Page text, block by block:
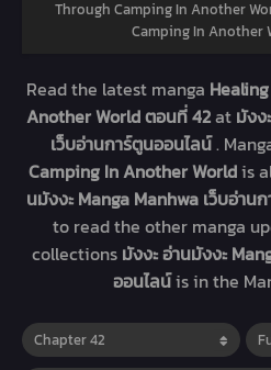
Through Camping In Another
Camping In Another
Read the latest manga
Another World ตอนที่ 42at มังง
เว็บอ่านการ์ตูนออนไลน์.
Camping In Another Worldis
นมังงะ Manga Manhwa เว็บอ่าน
to read the other manga
collections มังงะ อ่านมังงะ
ออนไลน์is in the